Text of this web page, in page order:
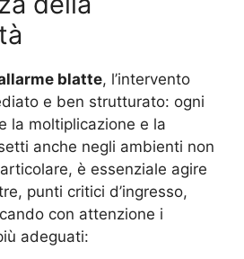
blatte, l’intervento
e ben strutturato: ogni
la moltiplicazione e la
anche negli ambienti non
è essenziale agire
punti critici d’ingresso,
con attenzione i
adeguati: